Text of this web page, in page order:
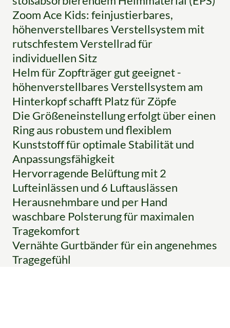
Zoom Ace Kids: feinjustierbares,
höhenverstellbares Verstellsystem mit
rutschfestem Verstellrad für
individuellen Sitz
Helm für Zopfträger gut geeignet -
höhenverstellbares Verstellsystem am
Hinterkopf schafft Platz für Zöpfe
Die Größeneinstellung erfolgt über einen
Ring aus robustem und flexiblem
Kunststoff für optimale Stabilität und
Anpassungsfähigkeit
Hervorragende Belüftung mit 2
Lufteinlässen und 6 Luftauslässen
Herausnehmbare und per Hand
waschbare Polsterung für maximalen
Tragekomfort
Vernähte Gurtbänder für ein angenehmes
Tragegefühl